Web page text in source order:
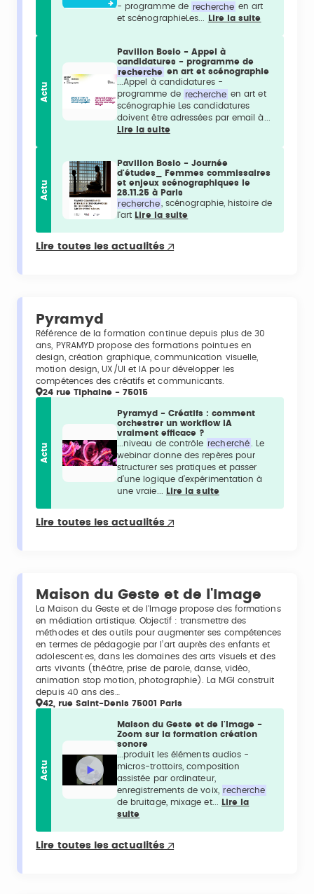
- programme de recherche en art
et scénographieLes...
Lire la suite
Actu
Pavillon Bosio - Appel à
candidatures - programme de
recherche en art et scénographie
...Appel à candidatures -
programme de recherche en art et
scénographie Les candidatures
doivent être adressées par email à...
Lire la suite
Actu
Pavillon Bosio - Journée
d'études_ Femmes commissaires
et enjeux scénographiques le
28.11.25 à Paris
recherche
, scénographie, histoire de
l'art Lire la suite
Lire toutes les actualités
Pyramyd
Référence de la formation continue depuis plus de 30
ans, PYRAMYD propose des formations pointues en
design, création graphique, communication visuelle,
motion design, UX/UI et IA pour développer les
compétences des créatifs et communicants.
24 rue Tiphaine - 75015
Actu
Pyramyd - Créatifs : comment
orchestrer un workflow IA
vraiment efficace ?
...niveau de contrôle recherché
. Le
webinar donne des repères pour
structurer ses pratiques et passer
d’une logique d’expérimentation à
une vraie...
Lire la suite
Lire toutes les actualités
Maison du Geste et de l'Image
La Maison du Geste et de l'Image propose des formations
en médiation artistique. Objectif : transmettre des
méthodes et des outils pour augmenter ses compétences
en termes de pédagogie par l’art auprès des enfants et
adolescent·es, dans les domaines des arts visuels et des
arts vivants (théâtre, prise de parole, danse, vidéo,
animation stop motion, photographie). La MGI construit
depuis 40 ans des…
42, rue Saint-Denis 75001 Paris
Actu
Maison du Geste et de l'Image -
Zoom sur la formation création
sonore
...produit les éléments audios -
micros-trottoirs, composition
assistée par ordinateur,
enregistrements de voix,
recherche
de bruitage, mixage et...
Lire la
suite
Lire toutes les actualités